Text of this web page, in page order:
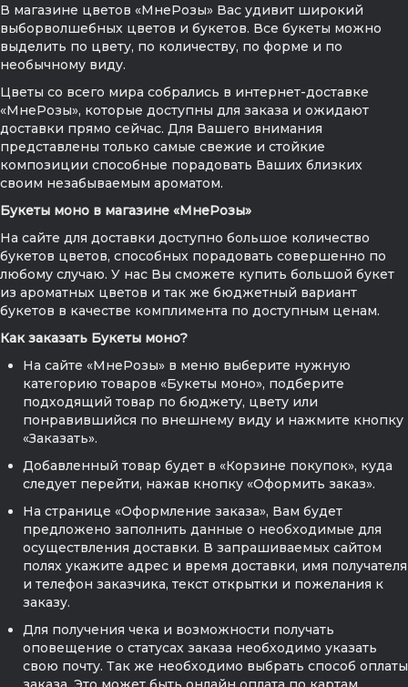
В магазине цветов «МнеРозы» Вас удивит широкий
выборволшебных цветов и букетов. Все букеты можно
выделить по цвету, по количеству, по форме и по
необычному виду.
Цветы со всего мира собрались в интернет-доставке
«МнеРозы», которые доступны для заказа и ожидают
доставки прямо сейчас. Для Вашего внимания
представлены только самые свежие и стойкие
композиции способные порадовать Ваших близких
своим незабываемым ароматом.
Букеты моно в магазине «МнеРозы»
На сайте для доставки доступно большое количество
букетов цветов, способных порадовать совершенно по
любому случаю. У нас Вы сможете купить большой букет
из ароматных цветов и так же бюджетный вариант
букетов в качестве комплимента по доступным ценам.
Как заказать Букеты моно?
На сайте «МнеРозы» в меню выберите нужную
категорию товаров «Букеты моно», подберите
подходящий товар по бюджету, цвету или
понравившийся по внешнему виду и нажмите кнопку
«Заказать».
Добавленный товар будет в «Корзине покупок», куда
следует перейти, нажав кнопку «Оформить заказ».
На странице «Оформление заказа», Вам будет
предложено заполнить данные о необходимые для
осуществления доставки. В запрашиваемых сайтом
полях укажите адрес и время доставки, имя получателя
и телефон заказчика, текст открытки и пожелания к
заказу.
Для получения чека и возможности получать
оповещение о статусах заказа необходимо указать
свою почту. Так же необходимо выбрать способ оплаты